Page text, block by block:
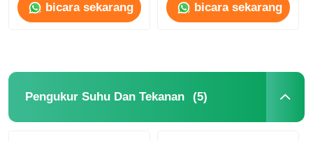
bicara sekarang bicara sekarang
Pengukur Suhu Dan Tekanan (5)